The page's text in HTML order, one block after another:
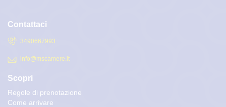
Contattaci
3490667993
info@mscamere.it
Scopri
Regole di prenotazione
Come arrivare